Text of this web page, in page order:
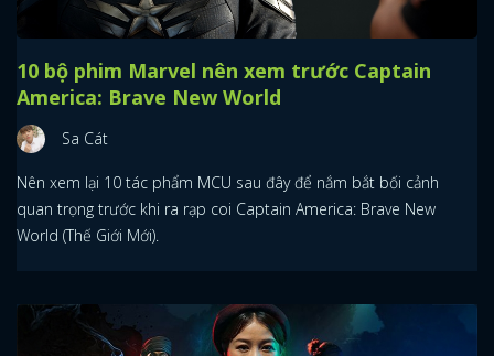
10 bộ phim Marvel nên xem trước Captain
America: Brave New World
Sa Cát
Nên xem lại 10 tác phẩm MCU sau đây để nắm bắt bối cảnh
quan trọng trước khi ra rạp coi Captain America: Brave New
World (Thế Giới Mới).